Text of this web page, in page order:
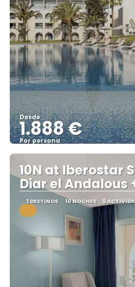
Desde
1.888 €
Por persona
Ver
10N at Iberostar
Diar el Andalous
1 DESTINOS 10 NOCHES 5
.